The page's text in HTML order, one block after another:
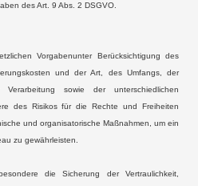
des Art. 9 Abs. 2 DSGVO.
Vorgabenunter Berücksichtigung des
und der Art, des Umfangs, der
sowie der unterschiedlichen
des Risikos für die Rechte und Freiheiten
und organisatorische Maßnahmen, um ein
zu gewährleisten.
die Sicherung der Vertraulichkeit,